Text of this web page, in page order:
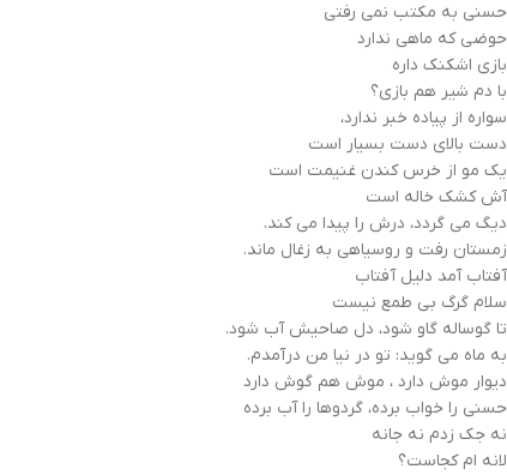
حسنی به مکتب نمی رفتی
حوضی که ماهی ندارد
بازی اشکنک داره
با دم شیر هم بازی؟
سواره از پیاده خبر ندارد،
دست بالای دست بسیار است
یک مو از خرس کندن غنیمت است
آش کشک خاله است
دیگ می گردد، درش را پیدا می کند.
زمستان رفت و روسیاهی به زغال ماند.
آفتاب آمد دلیل آفتاب
سلام گرگ بی طمع نیست
تا گوساله گاو شود، دل صاحیش آب شود.
به ماه می گوید: تو در نیا من درآمدم.
دیوار موش دارد ، موش هم گوش دارد
حسنی را خواب برده، گردوها را آب برده
نه جک زدم نه جانه
لانه ام کجاست؟